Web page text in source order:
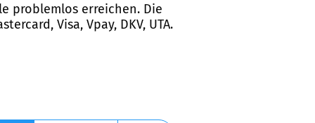
problemlos erreichen. Die
Visa, Vpay, DKV, UTA.